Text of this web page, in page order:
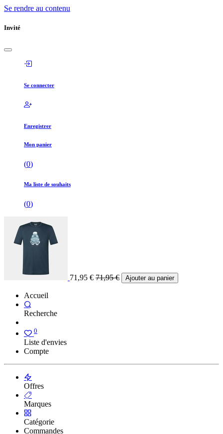
Se rendre au contenu
Invité
Se connecter
Enregistrer
Mon panier
(0)
Ma liste de souhaits
(0)
71,95 € 71,95€ Ajouter au panier
Accueil
Recherche
0
Liste d'envies
Compte
Offres
Marques
Catégorie
Commandes